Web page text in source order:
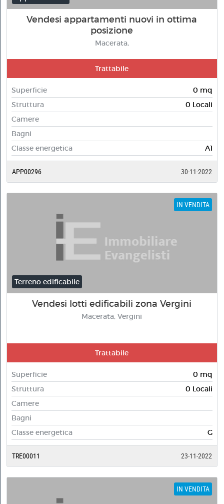
Vendesi appartamenti nuovi in ottima
posizione
Macerata,
Trattabile
Superficie
0 mq
Struttura
0 Locali
Camere
Bagni
Classe energetica
A1
APP00296 30-11-2022
IN VENDITA
Terreno edificabile
Vendesi lotti edificabili zona Vergini
Macerata, Vergini
Trattabile
Superficie
0 mq
Struttura
0 Locali
Camere
Bagni
Classe energetica
G
TRE00011 23-11-2022
IN VENDITA